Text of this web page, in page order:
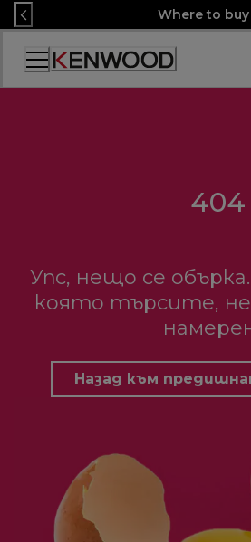
Skip
to
Content
Where to buy
Декларация
за
404
Упс, нещо се
която търсите,
Назад към